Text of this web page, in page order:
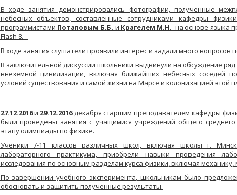
В ходе занятия демонстрировались фотографии, полученные
небесных объектов, составленные сотрудниками кафедры
программистами Потаповым Б.Б. и Крагелем М.Н. на основе языка
Flash 8.
В ходе занятия слушатели проявили интерес и задали много вопросов
В заключительной дискуссии школьники выдвинули на обсуждение
внеземной цивилизации, включая ближайших небесных соседей
условий существования и самой жизни на Марсе и колонизацией этой
27.12.2016и 29.12.2016декабря старшим преподавателем кафедры
были проведены занятия с учащимися учреждений общего
этапу олимпиады по физике.
Ученики 7-11 классов различных школ, включая школы г.
лабораторного практикума, приобрели навыки проведения
исследования по основным разделам курса физики, включая
По завершении учебного эксперимента, школьникам было
обосновать и защитить полученные результаты.